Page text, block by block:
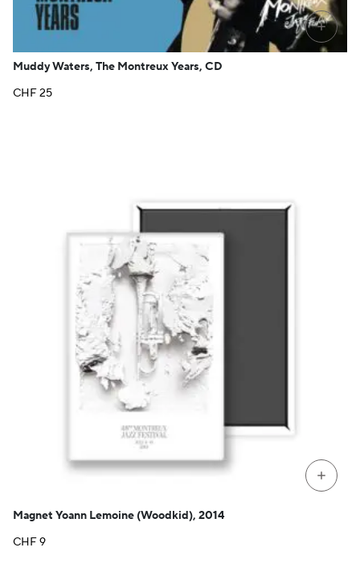
+
Muddy Waters, The Montreux Years, CD
CHF25
+
Magnet Yoann Lemoine (Woodkid), 2014
CHF9